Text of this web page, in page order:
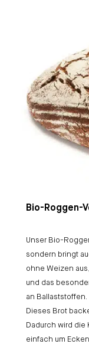
Bio-Roggen-
Unser Bio-
sondern bringt
ohne Weizen
und das
an Ballaststoffen.
Dieses Brot
Dadurch wird
einfach um